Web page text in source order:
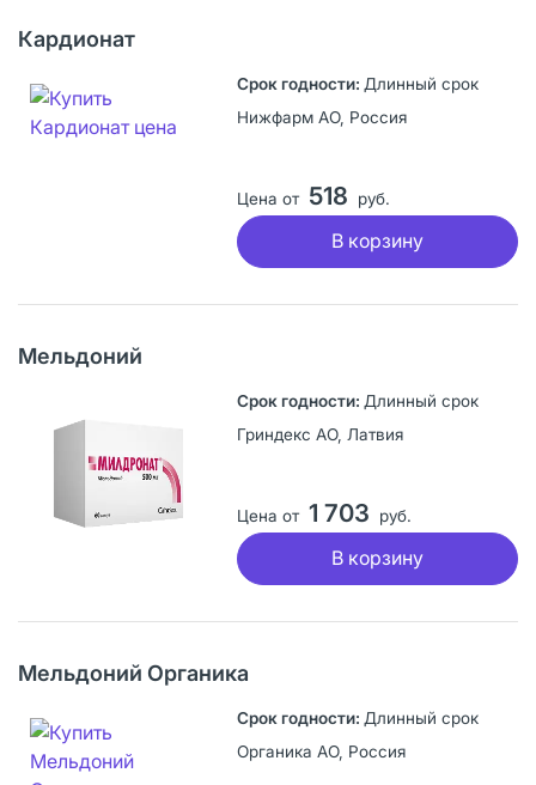
Кардионат
Длинный срок
Нижфарм АО, Россия
Цена от 518 руб.
В корзину
Мельдоний
Длинный срок
Гриндекс АО, Латвия
Цена от 1 703 руб.
В корзину
Мельдоний Органика
Длинный срок
Органика АО, Россия